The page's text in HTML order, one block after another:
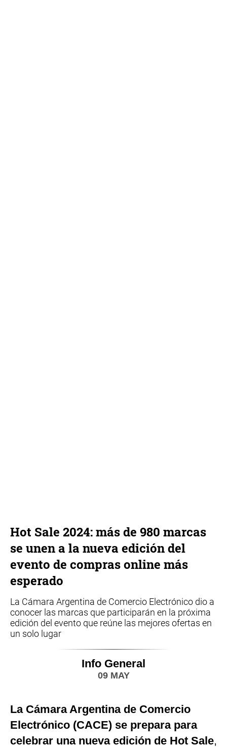
Hot Sale 2024: más de 980 marcas
se unen a la nueva edición del
evento de compras online más
esperado
La Cámara Argentina de Comercio Electrónico dio a
conocer las marcas que participarán en la próxima
edición del evento que reúne las mejores ofertas en
un solo lugar
Info General
09 MAY
La Cámara Argentina de Comercio
Electrónico (CACE) se prepara para
celebrar una nueva edición de Hot Sale,